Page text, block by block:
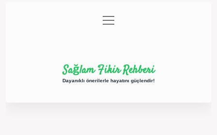
Gizlilik Politikası
menüyü
aç
Sağlam Fikir Rehberi
Dayanıklı önerilerle hayatını güçlendir!